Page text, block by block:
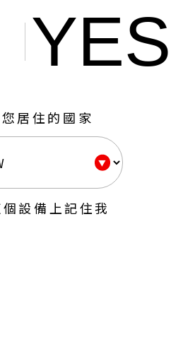
YES
居住的國家
設備上記住我